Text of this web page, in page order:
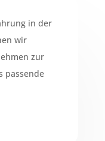
in der
wir
zur
passende